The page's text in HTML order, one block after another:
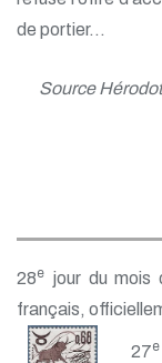
de portier...
Source
28e jour du mois
français,
27e